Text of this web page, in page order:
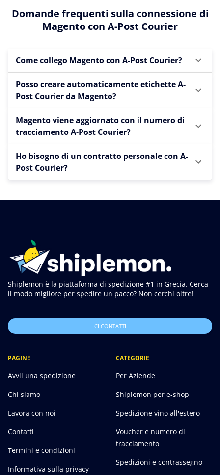
Domande frequenti sulla connessione di
Magento con A-Post Courier
Come collego Magento con A-Post Courier?
Posso creare automaticamente etichette A-
Post Courier da Magento?
Magento viene aggiornato con il numero di
tracciamento A-Post Courier?
Ho bisogno di un contratto personale con A-
Post Courier?
Shiplemon è la piattaforma di spedizione #1 in Grecia. Cerca
il modo migliore per spedire un pacco? Non cerchi oltre!
CI CONTATTI
PAGINE
Avvii una spedizione
Chi siamo
Lavora con noi
Contatti
Termini e condizioni
Informativa sulla privacy
CATEGORIE
Per Aziende
Shiplemon per e-shop
Spedizione vino all'estero
Voucher e numero di
tracciamento
Spedizioni e contrassegno